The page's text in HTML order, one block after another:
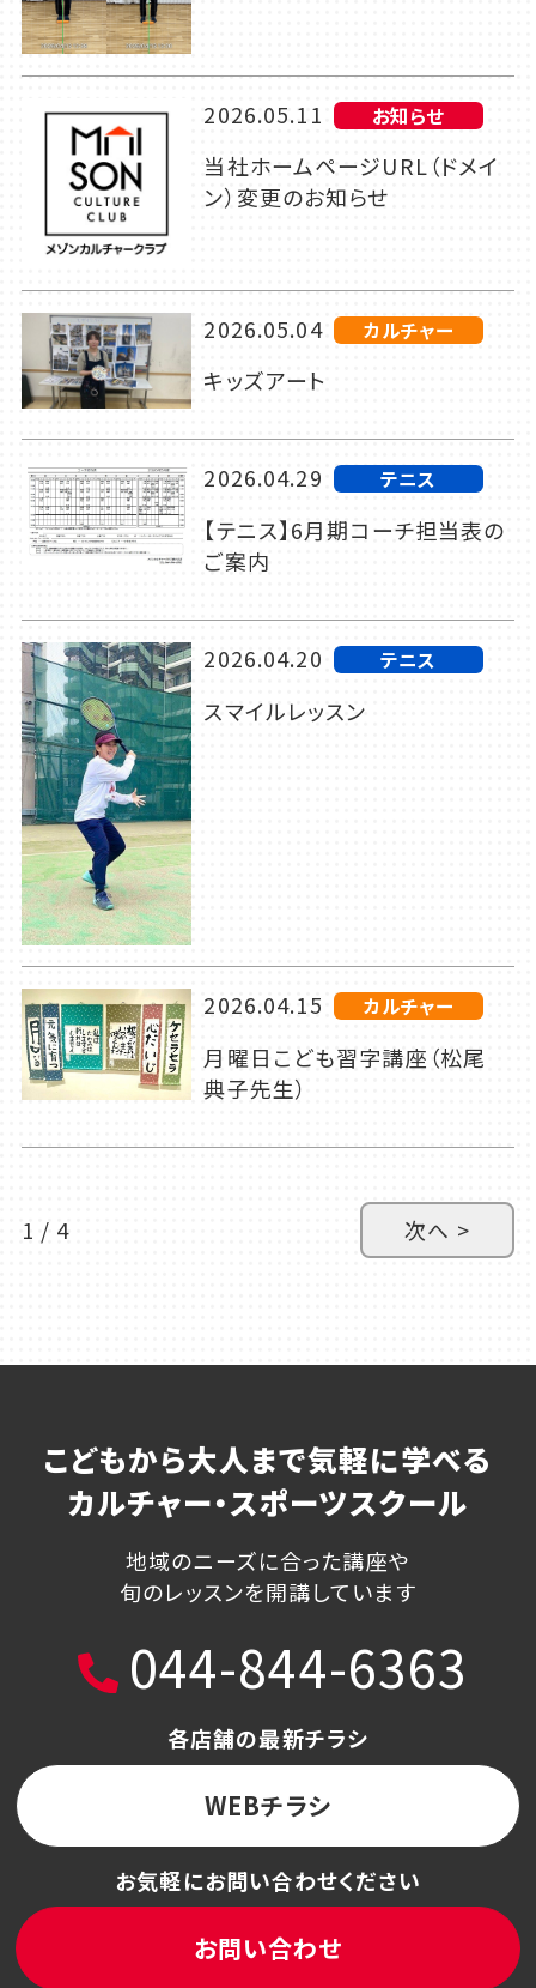
2026.05.11 お知らせ
当社ホームページURL（ドメイ
ン）変更のお知らせ
2026.05.04 カルチャー
キッズアート
2026.04.29 テニス
【テニス】6月期コーチ担当表の
ご案内
2026.04.20 テニス
スマイルレッスン
2026.04.15 カルチャー
月曜日こども習字講座（松尾
典子先生）
1 / 4 次へ >
こどもから大人まで気軽に学べる
カルチャー・スポーツスクール
地域のニーズに合った講座や
旬のレッスンを開講しています
044-844-6363
各店舗の最新チラシ
WEBチラシ
お気軽にお問い合わせください
お問い合わせ